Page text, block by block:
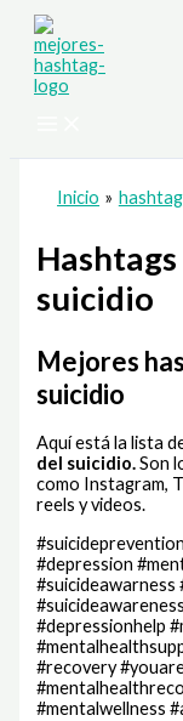
contenido
Inicio
suicidio
Mejores
suicidio
Aquí está la lista
del suicidio.Son
como Instagram,
reels y videos.
#depression
#suicideawarness
#depressionhelp
#recovery
#mentalwellness